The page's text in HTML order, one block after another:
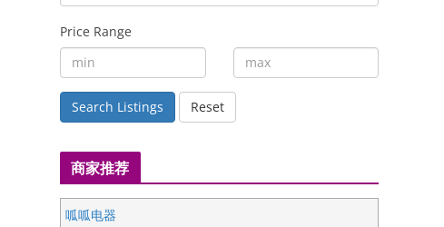
Price Range
Search Listings Reset
商家推荐
呱呱电器